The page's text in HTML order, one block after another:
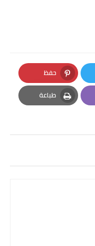
حفظ
Pinterest
طباعة
Print